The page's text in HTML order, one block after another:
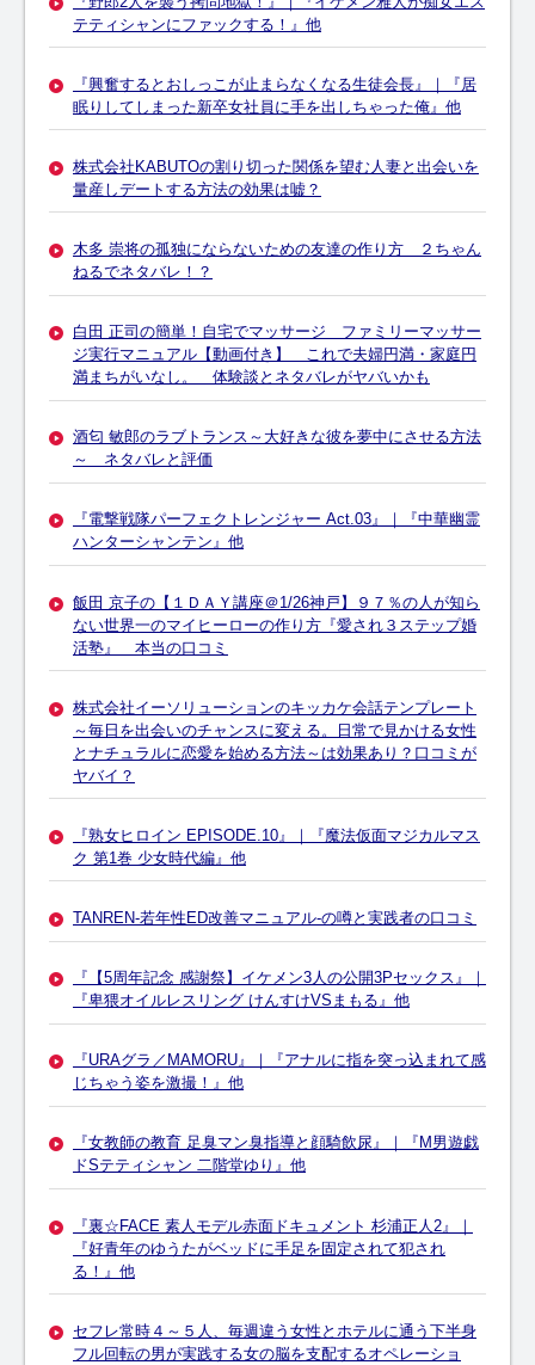
テティシャンにファックする！』他
『興奮するとおしっこが止まらなくなる生徒会長』｜『居
眠りしてしまった新卒女社員に手を出しちゃった俺』他
株式会社KABUTOの割り切った関係を望む人妻と出会いを
量産しデートする方法の効果は嘘？
木多 崇将の孤独にならないための友達の作り方 ２ちゃん
ねるでネタバレ！？
白田 正司の簡単！自宅でマッサージ ファミリーマッサー
ジ実行マニュアル【動画付き】 これで夫婦円満・家庭円
満まちがいなし。 体験談とネタバレがヤバいかも
酒匂 敏郎のラブトランス～大好きな彼を夢中にさせる方法
～ ネタバレと評価
『電撃戦隊パーフェクトレンジャー Act.03』｜『中華幽霊
ハンターシャンテン』他
飯田 京子の【１ＤＡＹ講座＠1/26神戸】９７％の人が知ら
ない世界一のマイヒーローの作り方『愛され３ステップ婚
活塾』 本当の口コミ
株式会社イーソリューションのキッカケ会話テンプレート
～毎日を出会いのチャンスに変える。日常で見かける女性
とナチュラルに恋愛を始める方法～は効果あり？口コミが
ヤバイ？
『熟女ヒロイン EPISODE.10』｜『魔法仮面マジカルマス
ク 第1巻 少女時代編』他
TANREN-若年性ED改善マニュアル-の噂と実践者の口コミ
『【5周年記念 感謝祭】イケメン3人の公開3Pセックス』｜
『卑猥オイルレスリング けんすけVSまもる』他
『URAグラ／MAMORU』｜『アナルに指を突っ込まれて感
じちゃう姿を激撮！』他
『女教師の教育 足臭マン臭指導と顔騎飲尿』｜『M男遊戯
ドSテティシャン 二階堂ゆり』他
『裏☆FACE 素人モデル赤面ドキュメント 杉浦正人2』｜
『好青年のゆうたがベッドに手足を固定されて犯され
る！』他
セフレ常時４～５人、毎週違う女性とホテルに通う下半身
フル回転の男が実践する女の脳を支配するオペレーショ